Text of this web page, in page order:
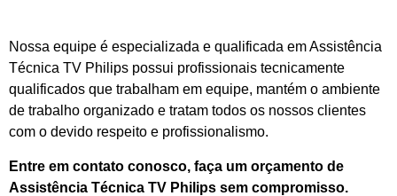
Nossa equipe é especializada e qualificada em Assistência
Técnica TV Philips possui profissionais tecnicamente
qualificados que trabalham em equipe, mantém o ambiente
de trabalho organizado e tratam todos os nossos clientes
com o devido respeito e profissionalismo.
Entre em contato conosco, faça um orçamento de
Assistência Técnica TV Philips sem compromisso.